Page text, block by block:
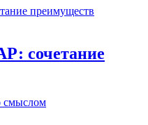
сочетание